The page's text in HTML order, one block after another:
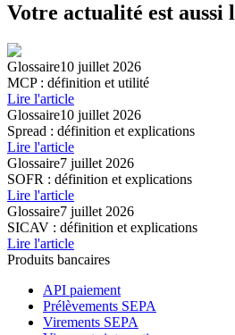
Votre actualité est aussi
Glossaire10 juillet 2026
MCP : définition et utilité
Lire l'article
Glossaire10 juillet 2026
Spread : définition et explications
Lire l'article
Glossaire7 juillet 2026
SOFR : définition et explications
Lire l'article
Glossaire7 juillet 2026
SICAV : définition et explications
Lire l'article
Produits bancaires
API paiement
Prélèvements SEPA
Virements SEPA